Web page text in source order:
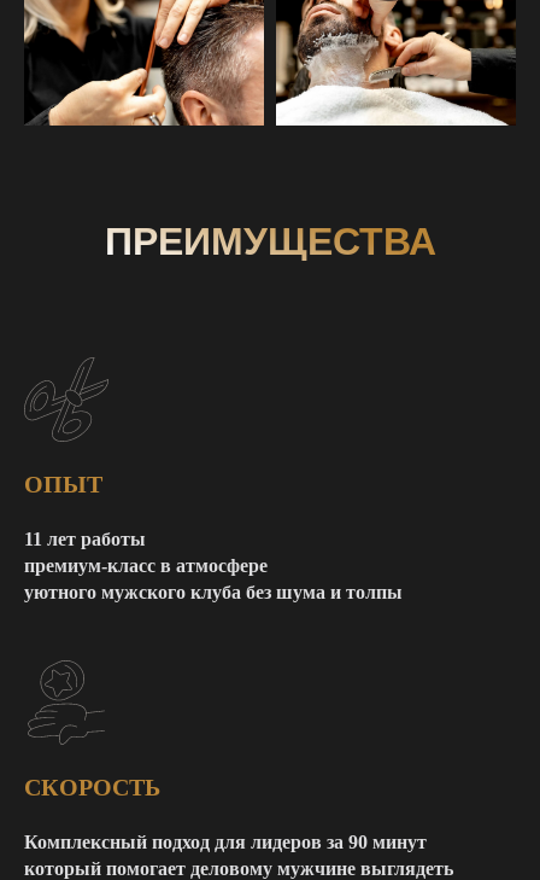
ПРЕИМУЩЕСТВА
ОПЫТ
11 лет работы
премиум-класс в атмосфере
уютного мужского клуба без шума и толпы
СКОРОСТЬ
Комплексный подход для лидеров за 90 минут
который помогает деловому мужчине выглядеть